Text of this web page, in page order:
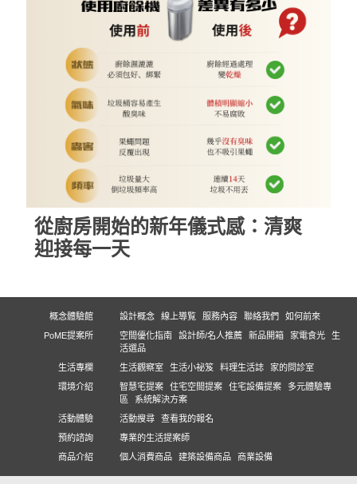
從廚房開始的新年儀式感：清爽
迎接每一天
概念體驗館 設計概念 線上導覧 服務內容 聯絡我們
如何前來
PoME提案所
空間優化指南 設計師/名人推薦 新品開箱 家電食光
生
活選品
生活專欄
生活觀察室 生活小祕笈 料理生活誌
家的問診室
環境介紹
智慧宅提案 住宅空間提案 住宅設備提案
多元體驗專
區
系統解決方案
活動體驗
活動搜尋
查看我的報名
預約諮詢
專業的生活提案師
商品介紹
個人消費商品 建築設備商品 商業設備